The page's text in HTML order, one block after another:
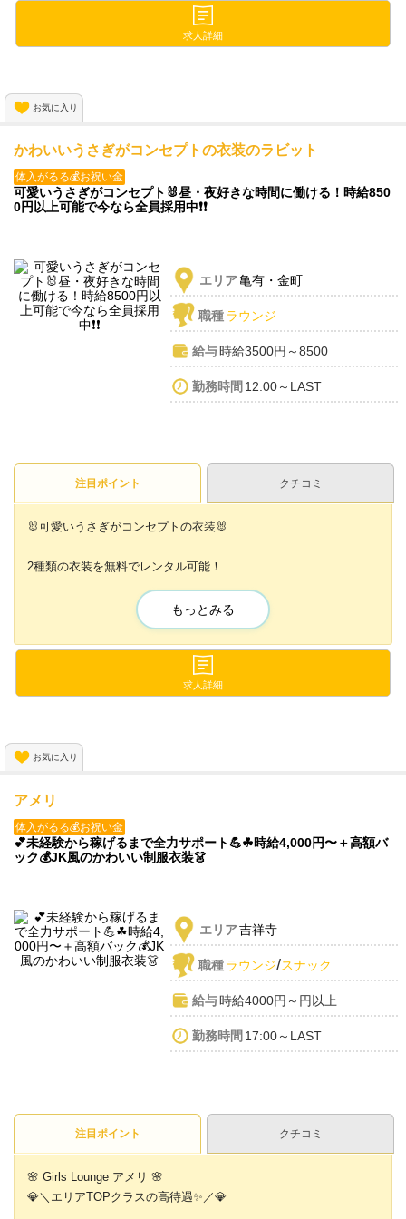
気軽に楽しみながら稼げるお店です✨️
求人詳細
お気に入り
かわいいうさぎがコンセプトの衣装のラビット
体入がるる💰お祝い金
可愛いうさぎがコンセプト🐰昼・夜好きな時間に働ける！時給850
0円以上可能で今なら全員採用中❗❗
エリア亀有・金町
職種ラウンジ
給与時給3500円～8500
勤務時間 12:00～LAST
注目ポイント クチコミ
🐰可愛いうさぎがコンセプトの衣装🐰
2種類の衣装を無料でレンタル可能！
その日の気分に合わせて着ることができます🐰
さらに時給は未経験からでも3500以上は保証😘
8500円以上も可能でたっぷり稼げちゃいます❗️
もっとみる
求人詳細
お気に入り
アメリ
体入がるる💰お祝い金
💕未経験から稼げるまで全力サポート💪☘時給4,000円〜＋高額バ
ック💰JK風のかわいい制服衣装👗
エリア吉祥寺
職種ラウンジ/スナック
給与時給4000円～円以上
勤務時間 17:00～LAST
注目ポイント クチコミ
🌸 Girls Lounge アメリ 🌸
💎＼エリアTOPクラスの高待遇✨／💎